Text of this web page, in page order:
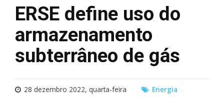
ERSE define uso do
armazenamento
subterrâneo de gás
28 dezembro 2022, quarta-feira Energia